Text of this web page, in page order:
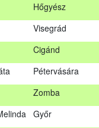
Hőgyész
Visegrád
Cigánd
Pétervására
Zomba
Győr
Szentgál
Budapest 05. ker.
Balogunyom
Hőgyész
Visegrád
Barcs